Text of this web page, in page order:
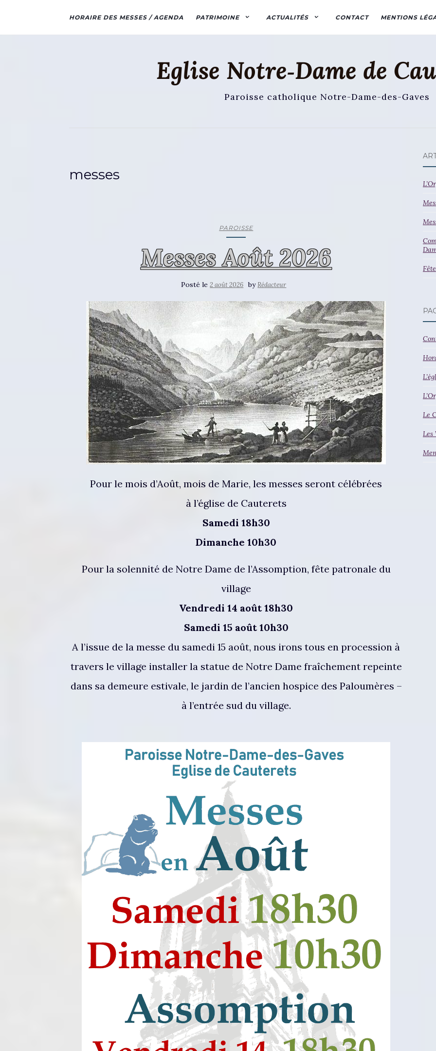
HORAIRE DES MESSES / AGENDA PATRIMOINE ACTUALITÉS CONTACT MENTIONS
Eglise Notre‑Dame de
Paroisse catholique Notre-Dame-des-Gaves
messes
PAROISSE
Messes Août 2026
Posté le2 août 2026 byRédacteur
Pour le mois d’Août, mois de Marie, les messes seront célébrées
à l’église de Cauterets
Samedi 18h30
Dimanche 10h30
Pour la solennité de Notre Dame de l’Assomption, fête patronale du
village
Vendredi 14 août 18h30
Samedi 15 août 10h30
A l’issue de la messe du samedi 15 août, nous irons tous en procession à
travers le village installer la statue de Notre Dame fraîchement repeinte
dans sa demeure estivale, le jardin de l’ancien hospice des Paloumères –
à l’entrée sud du village.
Le
Les